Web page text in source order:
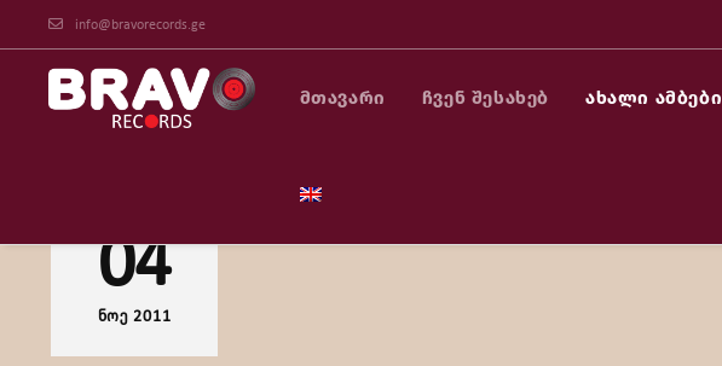
info@bravorecords.ge
ᲛᲗᲐᲕᲐᲠᲘ ᲩᲕᲔᲜ ᲨᲔᲡᲐᲮᲔᲑ ᲐᲮᲐᲚᲘ ᲐᲛᲑᲔᲑᲘ
04
ᲜᲝᲔ 2011